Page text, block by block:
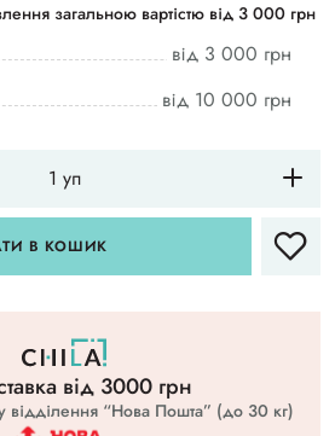
загальною вартістю від 3 000 грн
від 3 000 грн
від 10 000 грн
В КОШИК
вiд 3000 грн
відділення “Нова Пошта” (до 30 кг)